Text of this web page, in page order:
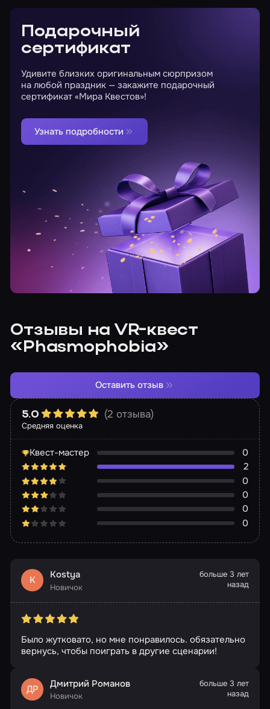
Подарочный
сертификат
Удивите близких оригинальным сюрпризом
на любой праздник — закажите подарочный
сертификат «Мира Квестов»!
Узнать подробности
Отзывы на VR-квест
«Phasmophobia»
Средняя оценка
5.0 (2 отзыва)
Квест-мастер
0
2
0
0
0
0
Оставить отзыв
K Kostya
Новичок
больше 3 лет
назад
Было жутковато, но мне понравилось. обязательно
вернусь, чтобы поиграть в другие сценарии!
ДР Дмитрий Романов
Новичок
больше 3 лет
назад